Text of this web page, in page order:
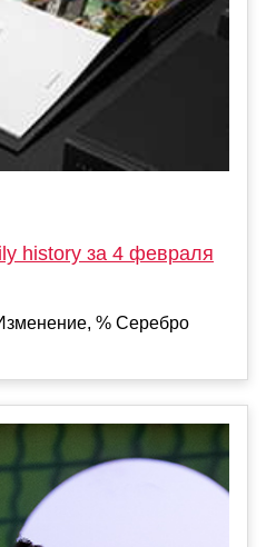
history за 4 февраля
% Серебро